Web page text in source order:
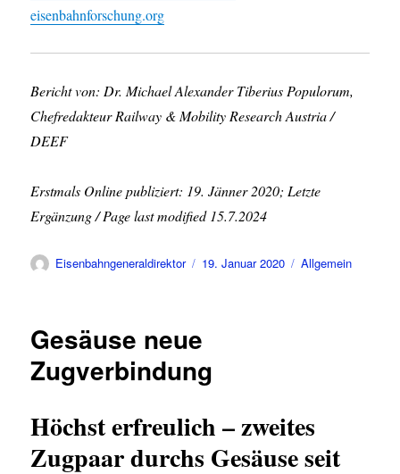
eisenbahnforschung.org
Bericht von: Dr. Michael Alexander Tiberius Populorum,
Chefredakteur Railway & Mobility Research Austria /
DEEF
Erstmals Online publiziert: 19. Jänner 2020; Letzte
Ergänzung / Page last modified 15.7.2024
Autor
Eisenbahngeneraldirektor
Veröffentlicht
19. Januar 2020 Kategorien
Allgemein
Gesäuse neue
Zugverbindung
Höchst erfreulich – zweites
Zugpaar durchs Gesäuse seit